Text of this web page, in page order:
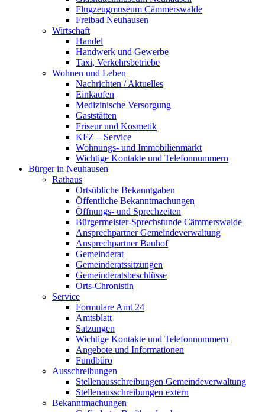
Flugzeugmuseum Cämmerswalde
Freibad Neuhausen
Wirtschaft
Handel
Handwerk und Gewerbe
Taxi, Verkehrsbetriebe
Wohnen und Leben
Nachrichten / Aktuelles
Einkaufen
Medizinische Versorgung
Gaststätten
Friseur und Kosmetik
KFZ – Service
Wohnungs- und Immobilienmarkt
Wichtige Kontakte und Telefonnummern
Bürger in Neuhausen
Rathaus
Ortsübliche Bekanntgaben
Öffentliche Bekanntmachungen
Öffnungs- und Sprechzeiten
Bürgermeister-Sprechstunde Cämmerswalde
Ansprechpartner Gemeindeverwaltung
Ansprechpartner Bauhof
Gemeinderat
Gemeinderatssitzungen
Gemeinderatsbeschlüsse
Orts-Chronistin
Service
Formulare Amt 24
Amtsblatt
Satzungen
Wichtige Kontakte und Telefonnummern
Angebote und Informationen
Fundbüro
Ausschreibungen
Stellenausschreibungen Gemeindeverwaltung
Stellenausschreibungen extern
Bekanntmachungen